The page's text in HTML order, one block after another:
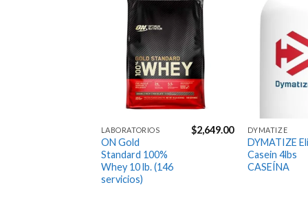
Agregar
a la
Lista de
deseos
LABORATORIOS
ON Gold
Standard 100%
Whey 10 lb. (146
servicios)
$2,649.00 DYMATIZE
DYMATIZE
Casein 4lbs
CASEÍNA